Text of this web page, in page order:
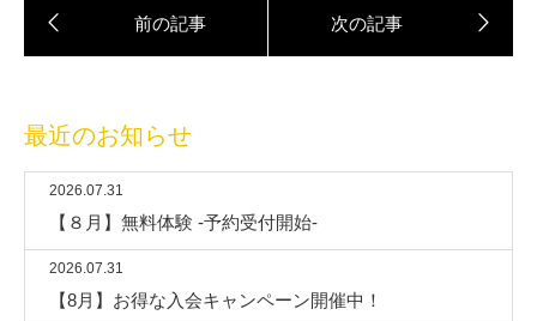
最近のお知らせ
2026.07.31
【８月】無料体験 -予約受付開始-
2026.07.31
【8月】お得な入会キャンペーン開催中！